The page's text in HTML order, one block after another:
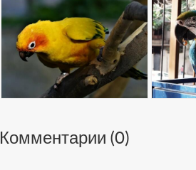
Комментарии (0)